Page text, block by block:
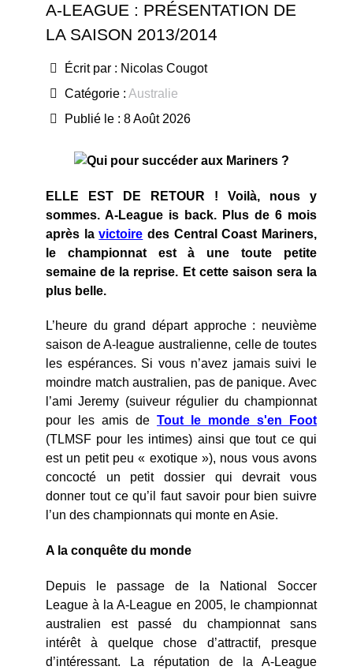
A-LEAGUE : PRÉSENTATION DE
LA SAISON 2013/2014
Écrit par : Nicolas Cougot
Catégorie : Australie
Publié le : 8 Août 2026
ELLE EST DE RETOUR ! Voilà, nous y
sommes. A-League is back. Plus de 6 mois
après lavictoire des Central Coast Mariners,
le championnat est à une toute petite
semaine de la reprise. Et cette saison sera la
plus belle.
L’heure du grand départ approche : neuvième
saison de A-league australienne, celle de toutes
les espérances. Si vous n’avez jamais suivi le
moindre match australien, pas de panique. Avec
l’ami Jeremy (suiveur régulier du championnat
pour les amis de Tout le monde s'en Foot
(TLMSF pour les intimes) ainsi que tout ce qui
est un petit peu « exotique »), nous vous avons
concocté un petit dossier qui devrait vous
donner tout ce qu’il faut savoir pour bien suivre
l’un des championnats qui monte en Asie.
A la conquête du monde
Depuis le passage de la National Soccer
League à la A-League en 2005, le championnat
australien est passé du championnat sans
intérêt à quelque chose d’attractif, presque
d’intéressant. La réputation de la A-League